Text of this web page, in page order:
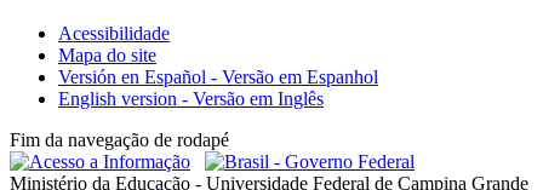
Acessibilidade
Mapa do site
Versión en Español - Versão em Espanhol
English version - Versão em Inglês
Fim da navegação de rodapé
Ministério da Educação - Universidade Federal de Campina Grande